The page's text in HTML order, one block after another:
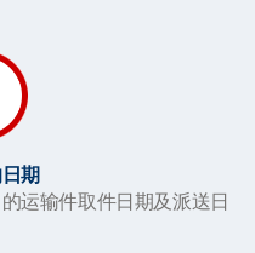
期
运输件取件日期及派送日